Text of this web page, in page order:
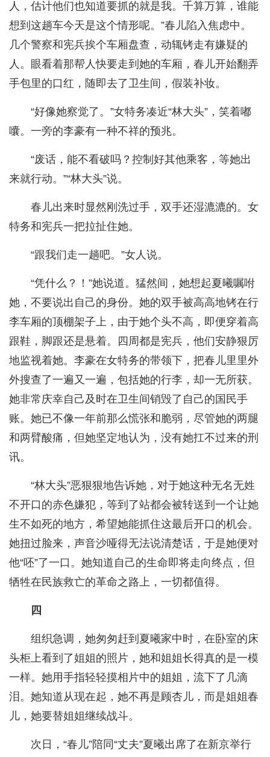
人，估计他们也知道要抓的就是我。千算万算，谁能
想到这趟车今天是这个情形呢。”春儿陷入焦虑中。
几个警察和宪兵挨个车厢盘查，动辄铐走有嫌疑的
人。眼看着那帮人快要走到她的车厢，春儿开始翻弄
手包里的口红，随即去了卫生间，假装补妆。
“好像她察觉了。”女特务凑近“林大头”，笑着嘟
囔。一旁的李豪有一种不祥的预兆。
“废话，能不看破吗？控制好其他乘客，等她出
来就行动。”“林大头”说。
春儿出来时显然刚洗过手，双手还湿漉漉的。女
特务和宪兵一把拉扯住她。
“跟我们走一趟吧。”女人说。
“凭什么？！”她说道。猛然间，她想起夏曦嘱咐
她，不要说出自己的身份。她的双手被高高地铐在行
李车厢的顶棚架子上，由于她个头不高，即便穿着高
跟鞋，脚跟还是悬着。四周都是宪兵，他们安静狠厉
地监视着她。李豪在女特务的带领下，把春儿里里外
外搜查了一遍又一遍，包括她的行李，却一无所获。
她非常庆幸自己及时在卫生间销毁了自己的国民手
账。她已不像一年前那么慌张和脆弱，尽管她的两腿
和两臂酸痛，但她坚定地认为，没有她扛不过来的刑
讯。
“林大头”恶狠狠地告诉她，对于她这种无名无姓
不开口的赤色嫌犯，等到了站都会被转送到一个让她
生不如死的地方，希望她能抓住这最后开口的机会。
她扭过脸来，声音沙哑得无法说清楚话，于是她便对
他“呸”了一口。她知道自己的生命即将走向终点，但
牺牲在民族救亡的革命之路上，一切都值得。
四
组织急调，她匆匆赶到夏曦家中时，在卧室的床
头柜上看到了姐姐的照片，她和姐姐长得真的是一模
一样。她用手指轻轻摸相片中的姐姐，流下了几滴
泪。她知道从现在起，她不再是顾杏儿，而是姐姐春
儿，她要替姐姐继续战斗。
次日，“春儿”陪同“丈夫”夏曦出席了在新京举行